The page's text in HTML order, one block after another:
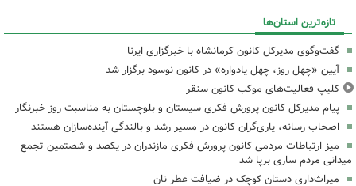
تازه‌ترین استان‌ها
گفت‌وگوی مدیرکل کانون کرمانشاه با خبرگزاری ایرنا
آیین «چهل روز، چهل یادواره» در کانون نوسود برگزار شد
کلیپ فعالیت‌های موکب کانون سنقر
پیام مدیرکل کانون پرورش فکری سیستان و بلوچستان به مناسبت روز خبرنگار
اصحاب رسانه، یاری‌گران کانون در مسیر رشد و بالندگی آینده‌سازان هستند
میز ارتباطات مردمی کانون پرورش فکری مازندران در یکصد و شصتمین تجمع
میدانی مردم ساری برپا شد
میراث‌داری دستان کوچک در ضیافت عطر نان